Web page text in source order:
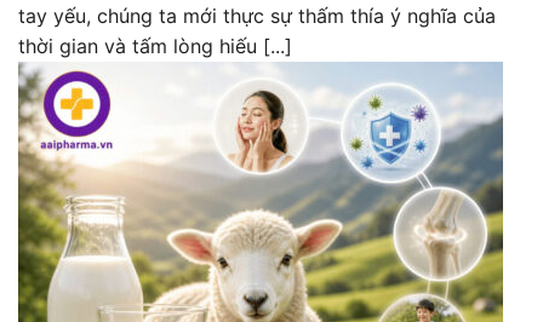
tay yếu, chúng ta mới thực sự thấm thía ý nghĩa của
thời gian và tấm lòng hiếu [...]